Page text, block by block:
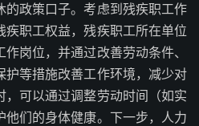
的政策口子。考虑到残疾职工作
疾职工权益，残疾职工所在单位
岗位，并通过改善劳动条件、
护等措施改善工作环境，减少对
可以通过调整劳动时间（如实
们的身体健康。下一步，人力